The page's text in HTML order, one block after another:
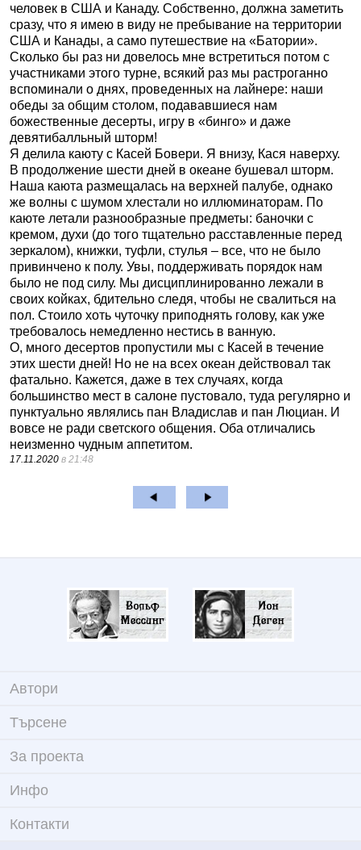
человек в США и Канаду. Собственно, должна заметить
сразу, что я имею в виду не пребывание на территории
США и Канады, а само путешествие на «Батории».
Сколько бы раз ни довелось мне встретиться потом с
участниками этого турне, всякий раз мы растроганно
вспоминали о днях, проведенных на лайнере: наши
обеды за общим столом, подававшиеся нам
божественные десерты, игру в «бинго» и даже
девятибалльный шторм!
Я делила каюту с Касей Бовери. Я внизу, Кася наверху.
В продолжение шести дней в океане бушевал шторм.
Наша каюта размещалась на верхней палубе, однако
же волны с шумом хлестали но иллюминаторам. По
каюте летали разнообразные предметы: баночки с
кремом, духи (до того тщательно расставленные перед
зеркалом), книжки, туфли, стулья – все, что не было
привинчено к полу. Увы, поддерживать порядок нам
было не под силу. Мы дисциплинированно лежали в
своих койках, бдительно следя, чтобы не свалиться на
пол. Стоило хоть чуточку приподнять голову, как уже
требовалось немедленно нестись в ванную.
О, много десертов пропустили мы с Касей в течение
этих шести дней! Но не на всех океан действовал так
фатально. Кажется, даже в тех случаях, когда
большинство мест в салоне пустовало, туда регулярно и
пунктуально являлись пан Владислав и пан Люциан. И
вовсе не ради светского общения. Оба отличались
неизменно чудным аппетитом.
17.11.2020 в 21:48
Автори
Търсене
За проекта
Инфо
Контакти